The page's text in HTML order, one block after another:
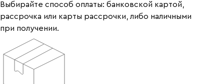
Выбирайте способ оплаты: банковской картой,
рассрочка или карты рассрочки, либо наличными
при получении.